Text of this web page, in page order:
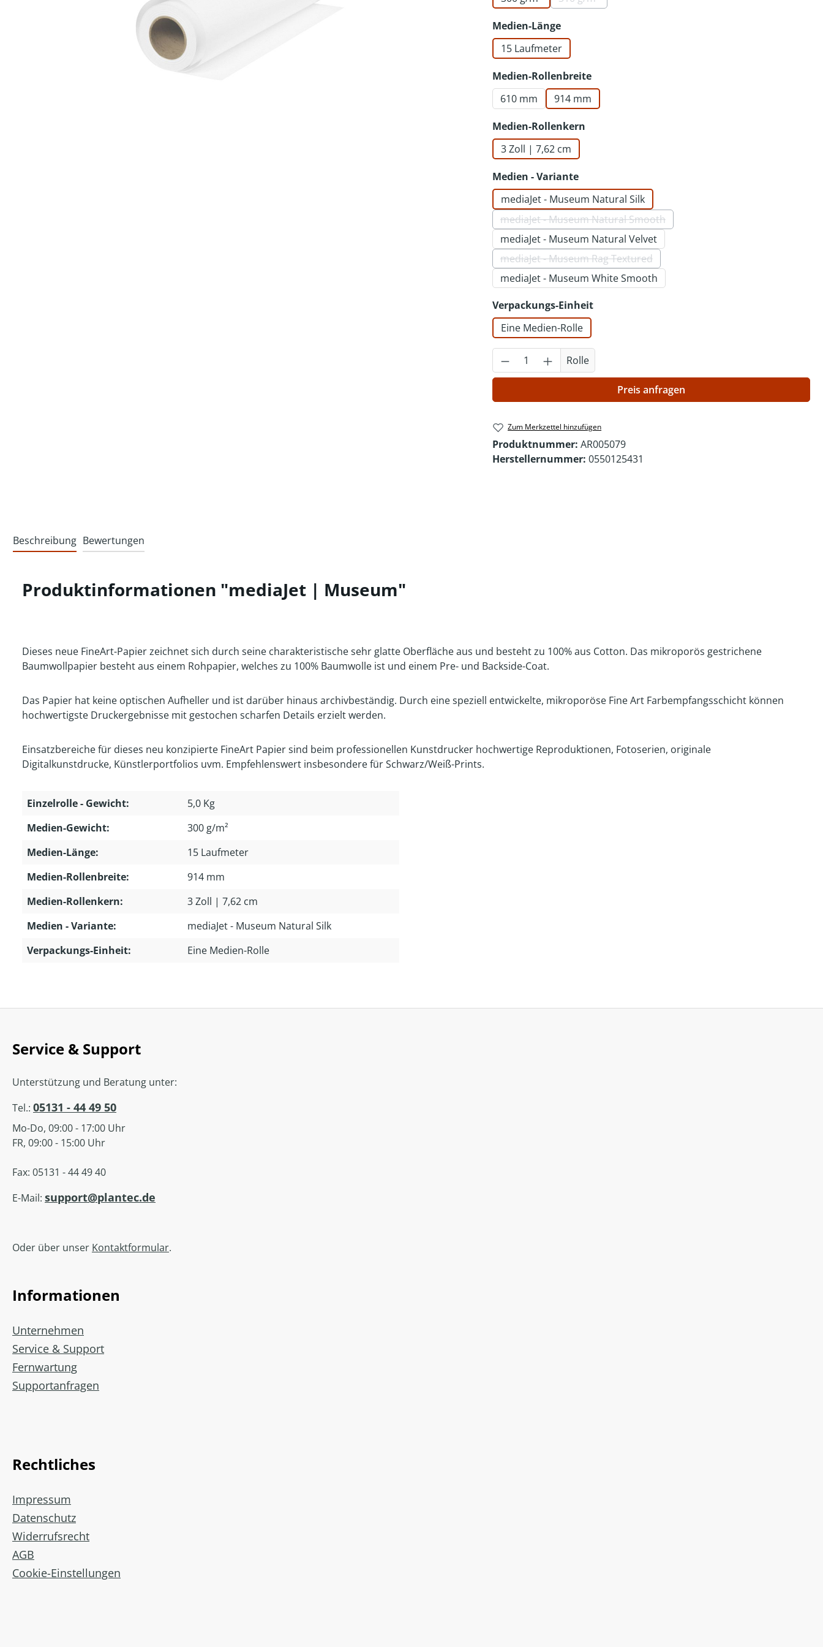
(Diese Option ist zurzeit nicht verfügbar.)
Medien-Längeauswählen
15 Laufmeter
Medien-Rollenbreiteauswählen
610 mm
914 mm
Medien-Rollenkernauswählen
3 Zoll | 7,62 cm
Medien - Varianteauswählen
mediaJet - Museum Natural Silk
mediaJet - Museum Natural Smooth
(Diese Option ist zurzeit nicht verfügbar.)
mediaJet - Museum Natural Velvet
mediaJet - Museum Rag Textured(Diese Option ist zurzeit nicht verfügbar.)
mediaJet - Museum White Smooth
Verpackungs-Einheitauswählen
Eine Medien-Rolle
Produkt Anzahl: Gib den gewünschten Wert
Rolle
Preis anfragen
Zum Merkzettel hinzufügen
Produktnummer: AR005079
Herstellernummer: 0550125431
Beschreibung Bewertungen
Produktinformationen "mediaJet | Museum"
Dieses neue FineArt-Papier zeichnet sich durch seine charakteristische sehr glatte Oberfläche aus und besteht zu 100% aus Cotton. Das mikroporös gestrichene
Baumwollpapier besteht aus einem Rohpapier, welches zu 100% Baumwolle ist und einem Pre- und Backside-Coat.
Das Papier hat keine optischen Aufheller und ist darüber hinaus archivbeständig. Durch eine speziell entwickelte, mikroporöse Fine Art Farbempfangsschicht können
hochwertigste Druckergebnisse mit gestochen scharfen Details erzielt werden.
Einsatzbereiche für dieses neu konzipierte FineArt Papier sind beim professionellen Kunstdrucker hochwertige Reproduktionen, Fotoserien, originale
Digitalkunstdrucke, Künstlerportfolios uvm. Empfehlenswert insbesondere für Schwarz/Weiß-Prints.
Einzelrolle - Gewicht:
5,0 Kg
Medien-Gewicht:
300 g/m²
Medien-Länge:
15 Laufmeter
Medien-Rollenbreite:
914 mm
Medien-Rollenkern:
3 Zoll | 7,62 cm
Medien - Variante:
mediaJet - Museum Natural Silk
Verpackungs-Einheit:
Eine Medien-Rolle
Service & Support
Unterstützung und Beratung unter:
Tel.: 05131 - 44 49 50
Mo-Do, 09:00 - 17:00 Uhr
FR, 09:00 - 15:00 Uhr
Fax: 05131 - 44 49 40
E-Mail: support@plantec.de
Oder über unser Kontaktformular.
Informationen
Unternehmen
Service & Support
Fernwartung
Supportanfragen
Rechtliches
Impressum
Datenschutz
Widerrufsrecht
AGB
Cookie-Einstellungen